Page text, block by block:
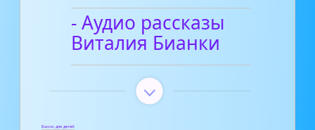
- Аудио рассказы
Виталия Бианки
Басни для детей